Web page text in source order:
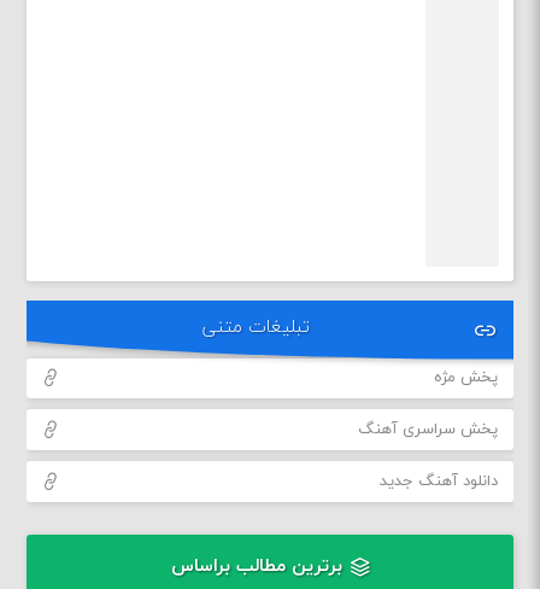
تبلیغات متنی
پخش مژه
پخش سراسری آهنگ
دانلود آهنگ جدید
برترین مطالب براساس